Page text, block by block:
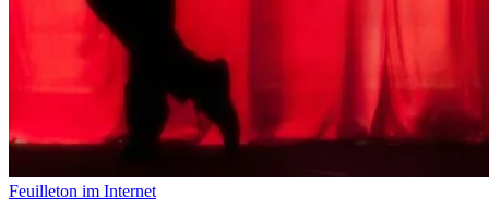
Feuilleton im Internet